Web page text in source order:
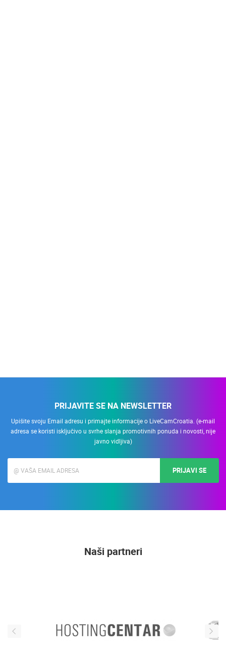
PRIJAVITE SE NA NEWSLETTER
Upišite svoju Email adresu i primajte informacije o LiveCamCroatia. (e-mail
adresa se koristi isključivo u svrhe slanja promotivnih ponuda i novosti, nije
javno vidljiva)
PRIJAVI SE
Naši partneri